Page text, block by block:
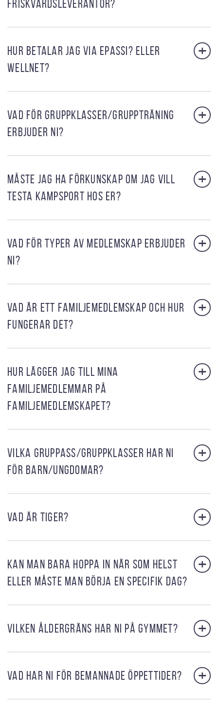
FRISKVÅRDSLEVERANTÖR?
HUR BETALAR JAG VIA EPASSI? ELLER
WELLNET?
+
VAD FÖR GRUPPKLASSER/GRUPPTRÄNING
ERBJUDER NI?
+
MÅSTE JAG HA FÖRKUNSKAP OM JAG VILL
TESTA KAMPSPORT HOS ER?
+
VAD FÖR TYPER AV MEDLEMSKAP ERBJUDER
NI?
+
VAD ÄR ETT FAMILJEMEDLEMSKAP OCH HUR
FUNGERAR DET?
+
HUR LÄGGER JAG TILL MINA
FAMILJEMEDLEMMAR PÅ
FAMILJEMEDLEMSKAPET?
+
VILKA GRUPPASS/GRUPPKLASSER HAR NI
FÖR BARN/UNGDOMAR?
+
VAD ÄR TIGER? +
KAN MAN BARA HOPPA IN NÄR SOM HELST
ELLER MÅSTE MAN BÖRJA EN SPECIFIK DAG?
+
VILKEN ÅLDERGRÄNS HAR NI PÅ GYMMET? +
VAD HAR NI FÖR BEMANNADE ÖPPETTIDER? +